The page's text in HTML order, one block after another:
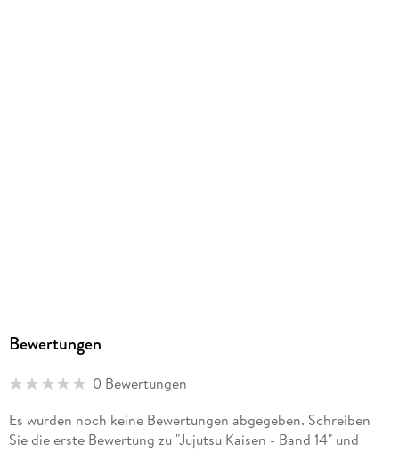
Bewertungen
0 Bewertungen
Es wurden noch keine Bewertungen abgegeben. Schreiben
Sie die erste Bewertung zu "Jujutsu Kaisen - Band 14" und